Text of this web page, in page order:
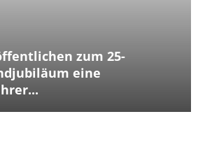
zum 25-
eine